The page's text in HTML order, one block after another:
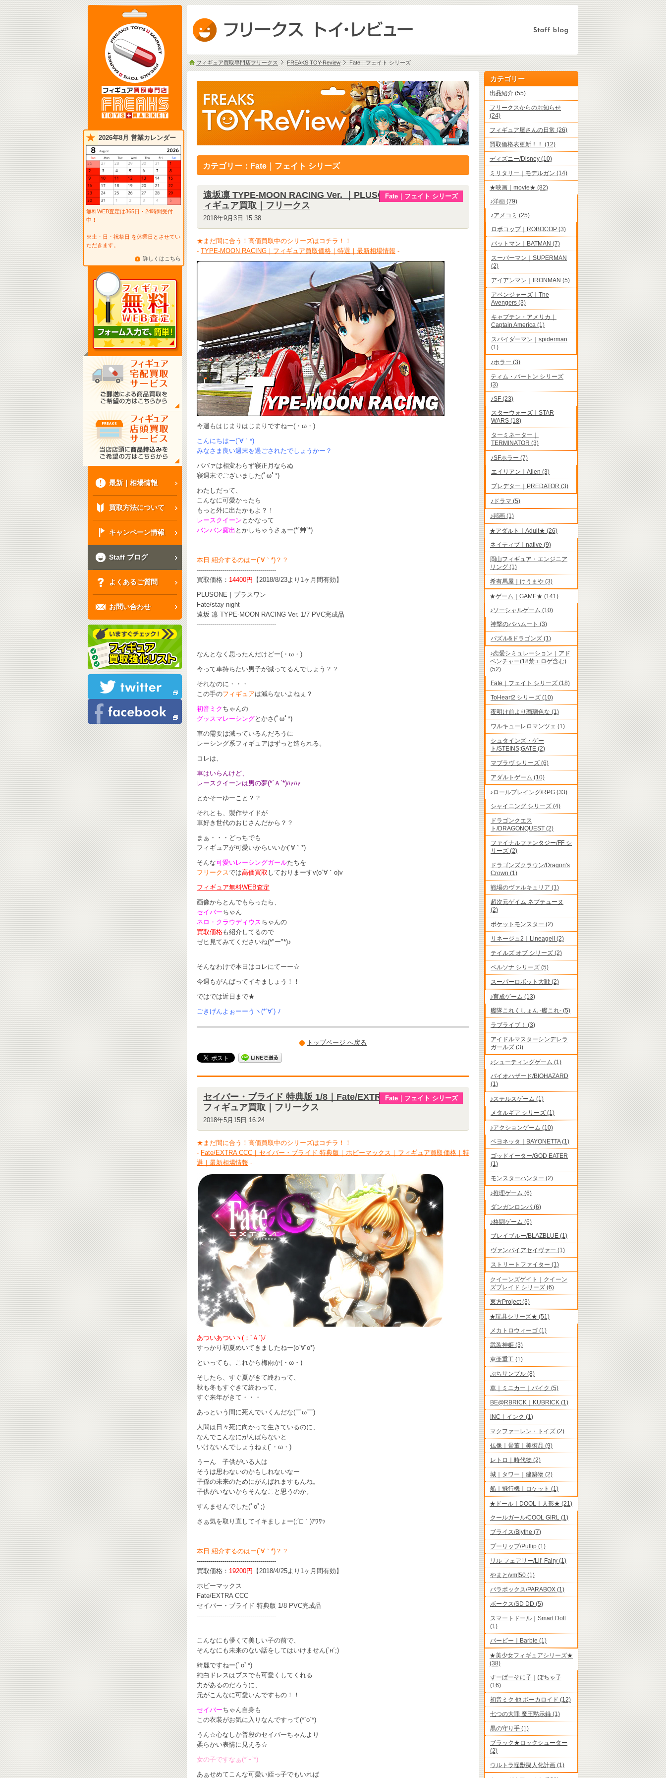
2026年8月 営業カレンダー
無料WEB査定は365日・24時間受付
中！
※土・日・祝祭日 を休業日とさせてい
ただきます。
詳しくはこちら
最新｜相場情報
買取方法について
キャンペーン情報
Staff ブログ
よくあるご質問
お問い合わせ
フィギュア買取専門店フリークス FREAKS TOY-Review Fate｜フェイト シリーズ
カテゴリー：Fate｜フェイト シリーズ
遠坂凛 TYPE-MOON RACING Ver. ｜PLUSONE｜フ
ィギュア買取｜フリークス
2018年9月3日 15:38
Fate｜フェイト シリーズ
★まだ間に合う！高価買取中のシリーズはコチラ！！
- TYPE-MOON RACING｜フィギュア買取価格｜特選｜最新相場情報 -
今週もはじまりはじまりですねー(・ω・)
こんにちはー(´∀｀*)
みなさま良い週末を過ごされたでしょうかー？
ババァは相変わらず寝正月ならぬ
寝週末でございました(ﾟωﾟ*)
わたしだって、
こんなに可愛かったら
もっと外に出たかもよ？！
レースクイーン とかなって
バンバン露出 とかしちゃうさぁー(*´艸`*)
本日 紹介するのはー(´∀｀*)？？
----------------------------------------
買取価格： 14400円
【2018/8/23より1ヶ月間有効】
PLUSONE｜プラスワン
Fate/stay night
遠坂 凛 TYPE-MOON RACING Ver. 1/7 PVC完成品
----------------------------------------
なんとなく思ったんだけどー(・ω・)
今って車持ちたい男子が減ってるんでしょう？？
それなのに・・・
この手のフィギュアは減らないよねぇ？
初音ミク ちゃんの
グッスマレーシングとかさ(ﾟωﾟ*)
車の需要は減っているんだろうに
レーシング系フィギュアはずっと造られる。
コレは、
車はいらんけど、
レースクイーンは男の夢(*´Ａ`*)ﾊｧﾊｧ
とかそーゆーこと？？
それとも、製作サイドが
車好き世代のおじさんだから？？
まぁ・・・どっちでも
フィギュアが可愛いからいいか(´∀｀*)
そんな可愛いレーシングガールたちを
フリークスでは高価買取 しておりまーすv(o´∀｀o)v
フィギュア無料WEB査定
画像からとんでもらったら、
セイバーちゃん
ネロ・クラウディウスちゃんの
買取価格も紹介してるので
ゼヒ見てみてくださいね(*"ー"*)♪
そんなわけで本日はコレにてーー☆
今週もがんばってイキましょう！！
ではでは近日まで★
ごきげんよぉーーうヽ(*´∀`) ﾉ
トップページ へ戻る
セイバー・ブライド 特典版 1/8｜Fate/EXTRA CCC｜
フィギュア買取｜フリークス
2018年5月15日 16:24
Fate｜フェイト シリーズ
★まだ間に合う！高価買取中のシリーズはコチラ！！
- Fate/EXTRA CCC｜セイバー・ブライド 特典版｜ホビーマックス｜フィギュア買取価格｜特
選｜最新相場情報 -
あついあついヽ(；´Ａ`)ﾉ
すっかり初夏めいてきましたねー(o`∀´o*)
といっても、これから梅雨か(・ω・)
そしたら、すぐ夏がきて終わって、
秋も冬もすぐきて終わって、
すぐ来年がきて・・・
あっという間に死んでいくんだな(￣ω￣)
人間は日々死に向かって生きているのに、
なんでこんなにがんばらないと
いけないんでしょうねぇ(´・ω・)
うーん 子供がいる人は
そうは思わないのかもしれないなー
子孫の未来のためにがんばれますもんね。
子供がいないからそんなこと思うのか。
すんませんでした(ﾟoﾟ;)
さぁ気を取り直してイキましょー(;´□｀)ｱﾜﾜｯ
本日 紹介するのはー(´∀｀*)？？
----------------------------------------
買取価格： 19200円
【2018/4/25より1ヶ月間有効】
ホビーマックス
Fate/EXTRA CCC
セイバー・ブライド 特典版 1/8 PVC完成品
----------------------------------------
こんなにも儚くて美しい子の前で、
そんなにも未来のない話をしてはいけません(`н´;)
綺麗ですねー(ﾟoﾟ*)
純白ドレスはブスでも可愛くしてくれる
力があるのだろうに、
元がこんなに可愛いんですもの！！
セイバーちゃん自身も
この衣装がお気に入りなんですって(*´o`*)
うん☆心なしか普段のセイバーちゃんより
柔らかい表情に見える☆
女の子ですなぁ(*´ｰ`*)
あぁせめてこんな可愛い姪っ子でもいれば
カテゴリー
出品紹介 (55)
フリークスからのお知らせ
(24)
フィギュア屋さんの日常 (26)
買取価格表更新！！ (12)
ディズニー/Disney (10)
ミリタリー｜モデルガン (14)
★映画｜movie★ (82)
♪洋画 (79)
♪アメコミ (25)
ロボコップ｜ROBOCOP (3)
バットマン｜BATMAN (7)
スーパーマン｜SUPERMAN
(2)
アイアンマン｜IRONMAN (5)
アベンジャーズ｜The
Avengers (3)
キャプテン・アメリカ｜
Captain America (1)
スパイダーマン｜spiderman
(1)
♪ホラー (3)
ティム・バートン シリーズ
(3)
♪SF (23)
スターウォーズ｜STAR
WARS (18)
ターミネーター｜
TERMINATOR (3)
♪SFホラー (7)
エイリアン｜Alien (3)
プレデター｜PREDATOR (3)
♪ドラマ (5)
♪邦画 (1)
★アダルト｜Adult★ (26)
ネイティブ｜native (9)
岡山フィギュア・エンジニア
リング (1)
希有馬屋｜けうまや (3)
★ゲーム｜GAME★ (141)
♪ソーシャルゲーム (10)
神撃のバハムート (3)
パズル&ドラゴンズ (1)
♪恋愛シミュレーション｜アド
ベンチャー(18禁エロゲ含む)
(52)
Fate｜フェイト シリーズ (18)
ToHeart2 シリーズ (10)
夜明け前より瑠璃色な (1)
ワルキューレロマンツェ (1)
シュタインズ・ゲー
ト/STEINS;GATE (2)
マブラヴ シリーズ (6)
アダルトゲーム (10)
♪ロールプレイング/RPG (33)
シャイニング シリーズ (4)
ドラゴンクエス
ト/DRAGONQUEST (2)
ファイナルファンタジー/FF シ
リーズ (2)
ドラゴンズクラウン/Dragon's
Crown (1)
戦場のヴァルキュリア (1)
超次元ゲイム ネプテューヌ
(2)
ポケットモンスター (2)
リネージュ2｜LineageII (2)
テイルズ オブ シリーズ (2)
ペルソナ シリーズ (5)
スーパーロボット大戦 (2)
♪育成ゲーム (13)
艦隊これくしょん -艦これ- (5)
ラブライブ！ (3)
アイドルマスターシンデレラ
ガールズ (3)
♪シューティングゲーム (1)
バイオハザード/BIOHAZARD
(1)
♪ステルスゲーム (1)
メタルギア シリーズ (1)
♪アクションゲーム (10)
ベヨネッタ｜BAYONETTA (1)
ゴッドイーター/GOD EATER
(1)
モンスターハンター (2)
♪推理ゲーム (6)
ダンガンロンパ (6)
♪格闘ゲーム (6)
ブレイブルー/BLAZBLUE (1)
ヴァンパイアセイヴァー (1)
ストリートファイター (1)
クイーンズゲイト｜クイーン
ズブレイド シリーズ (6)
東方Project (3)
★玩具シリーズ★ (51)
メカトロウィーゴ (1)
武装神姫 (3)
東亜重工 (1)
ぷちサンプル (8)
車｜ミニカー｜バイク (5)
BE@RBRICK｜KUBRICK (1)
INC｜インク (1)
マクファーレン・トイズ (2)
仏像｜骨董｜美術品 (9)
レトロ｜時代物 (2)
城｜タワー｜建築物 (2)
船｜飛行機｜ロケット (1)
★ドール｜DOOL｜人形★ (21)
クールガール/COOL GIRL (1)
ブライス/Blythe (7)
プーリップ/Pullip (1)
リル フェアリー/Lil’ Fairy (1)
やまと/vmf50 (1)
パラボックス/PARABOX (1)
ボークス/SD DD (5)
スマートドール｜Smart Doll
(1)
バービー｜Barbie (1)
★美少女フィギュアシリーズ★
(38)
すーぱーそに子｜ぽちゃ子
(16)
初音ミク 他 ボーカロイド (12)
七つの大罪 魔王黙示録 (1)
黒の守り手 (1)
ブラック★ロックシューター
(2)
ウルトラ怪獣擬人化計画 (1)